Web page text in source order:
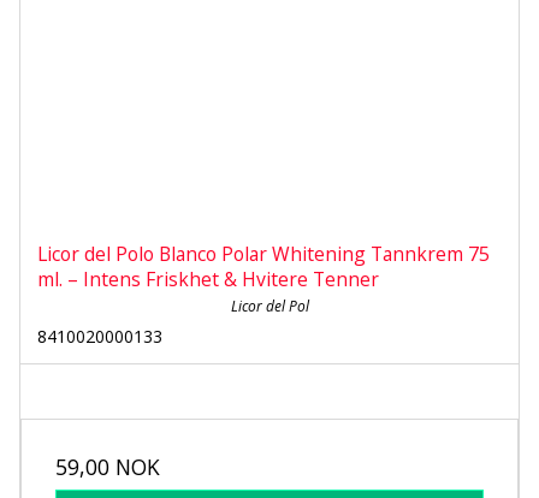
Licor del Polo Blanco Polar Whitening Tannkrem 75
ml. – Intens Friskhet & Hvitere Tenner
Licor del Pol
8410020000133
59,00 NOK